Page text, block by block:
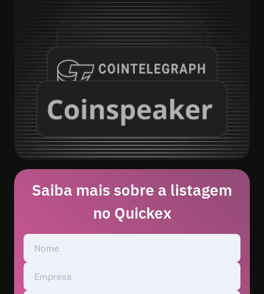
Saiba mais sobre a listagem
no Quickex
Nome
Empresa